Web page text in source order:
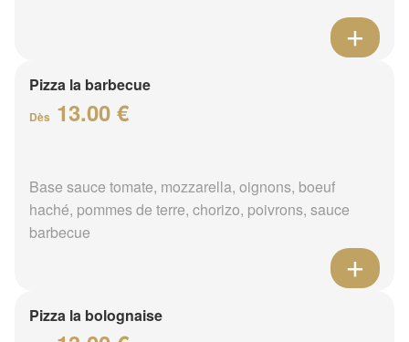
Pizza la barbecue
Dès 13.00 €
Base sauce tomate, mozzarella, oignons, boeuf
haché, pommes de terre, chorizo, poivrons, sauce
barbecue
Pizza la bolognaise